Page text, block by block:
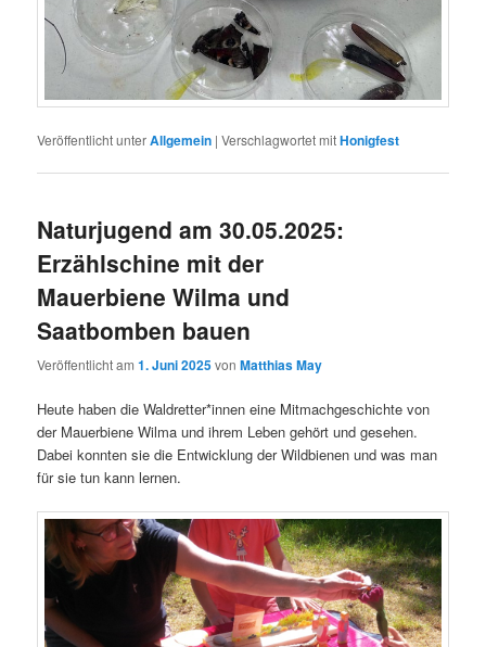
Veröffentlicht unterAllgemein |Verschlagwortet mitHonigfest
Naturjugend am 30.05.2025:
Erzählschine mit der
Mauerbiene Wilma und
Saatbomben bauen
Veröffentlicht am1. Juni 2025vonMatthias May
Heute haben die Waldretter*innen eine Mitmachgeschichte von
der Mauerbiene Wilma und ihrem Leben gehört und gesehen.
Dabei konnten sie die Entwicklung der Wildbienen und was man
für sie tun kann lernen.